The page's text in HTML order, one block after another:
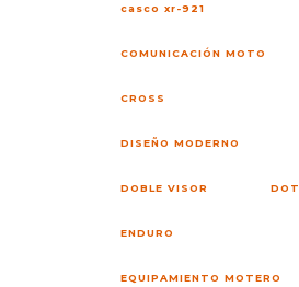
casco xr-921
COMUNICACIÓN MOTO
CROSS
DISEÑO MODERNO
DOBLE VISOR DOT
ENDURO
EQUIPAMIENTO MOTERO